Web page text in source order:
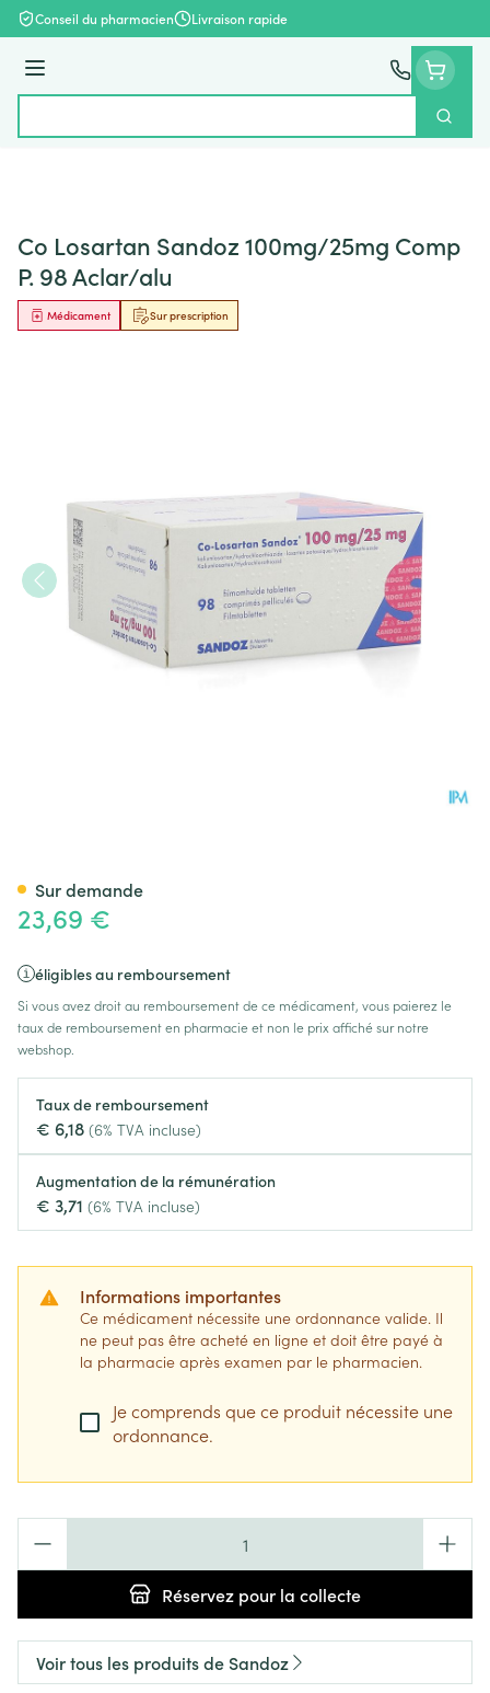
Aller au contenu
Conseil du pharmacien Livraison rapide
Menu
Co Losartan Sandoz 100mg/25mg Comp
P. 98 Aclar/alu
Sur prescription
Médicament
23,69 €
éligibles au remboursement
Si vous avez droit au remboursement de ce médicament, vous paierez le
taux de remboursement en pharmacie et non le prix affiché sur notre
webshop.
Taux de remboursement
€ 6,18 (6% TVA incluse)
Augmentation de la rémunération
€ 3,71 (6% TVA incluse)
Informations importantes
Ce médicament nécessite une ordonnance valide. Il
ne peut pas être acheté en ligne et doit être payé à
la pharmacie après examen par le pharmacien.
Je comprends que ce produit nécessite une
ordonnance.
Réservez pour la collecte
Sur demande
Voir tous les produits de Sandoz